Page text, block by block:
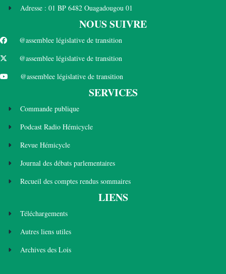
Adresse : 01 BP 6482 Ouagadougou 01
NOUS SUIVRE
@assemblee législative de transition
@assemblee législative de transition
@assemblee législative de transition
SERVICES
Commande publique
Podcast Radio Hémicycle
Revue Hémicycle
Journal des débats parlementaires
Recueil des comptes rendus sommaires
LIENS
Téléchargements
Autres liens utiles
Archives des Lois